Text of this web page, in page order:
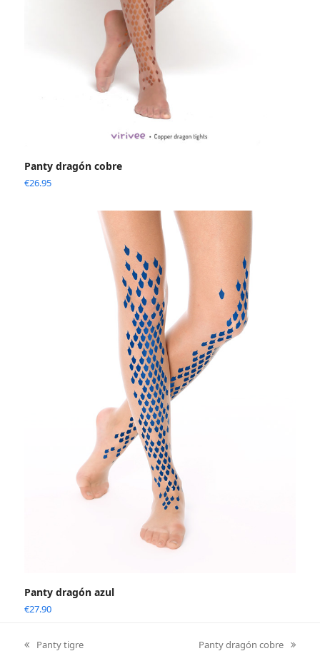
Panty dragón cobre
€26.95
Panty dragón azul
€27.90
previous
Panty tigre
next
Panty dragón cobre